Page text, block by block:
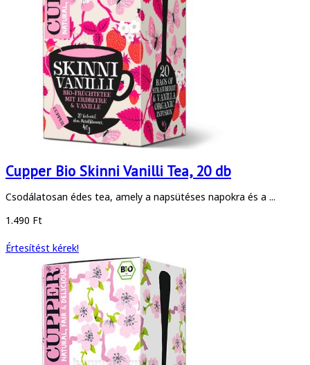
Cupper Bio Skinni Vanilli Tea, 20 db
Csodálatosan édes tea, amely a napsütéses napokra és a ...
1.490 Ft
Értesítést kérek!